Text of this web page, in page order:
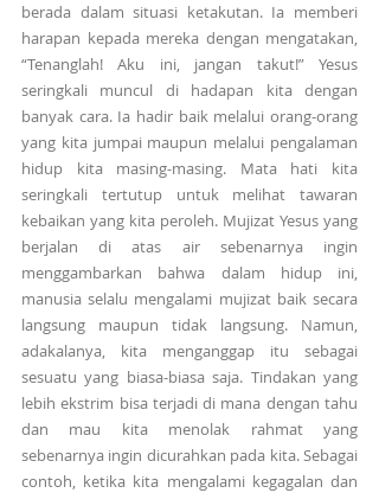
berada dalam situasi ketakutan. Ia memberi
harapan kepada mereka dengan mengatakan,
“Tenanglah! Aku ini, jangan takut!” Yesus
seringkali muncul di hadapan kita dengan
banyak cara. Ia hadir baik melalui orang-orang
yang kita jumpai maupun melalui pengalaman
hidup kita masing-masing. Mata hati kita
seringkali tertutup untuk melihat tawaran
kebaikan yang kita peroleh. Mujizat Yesus yang
berjalan di atas air sebenarnya ingin
menggambarkan bahwa dalam hidup ini,
manusia selalu mengalami mujizat baik secara
langsung maupun tidak langsung. Namun,
adakalanya, kita menganggap itu sebagai
sesuatu yang biasa-biasa saja. Tindakan yang
lebih ekstrim bisa terjadi di mana dengan tahu
dan mau kita menolak rahmat yang
sebenarnya ingin dicurahkan pada kita. Sebagai
contoh, ketika kita mengalami kegagalan dan